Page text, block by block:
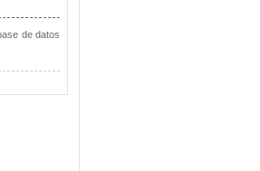
de datos